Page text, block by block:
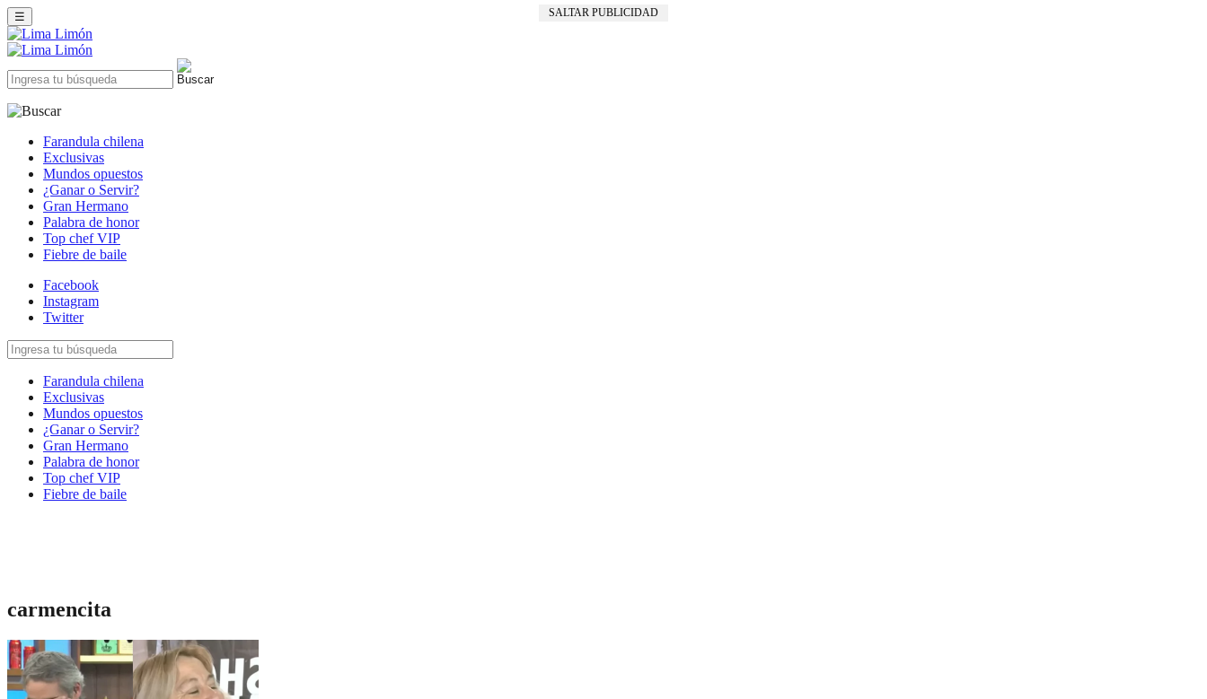
SALTAR PUBLICIDAD
☰
Farandula chilena
Exclusivas
Mundos opuestos
¿Ganar o Servir?
Gran Hermano
Palabra de honor
Top chef VIP
Fiebre de baile
Facebook
Instagram
Twitter
Farandula chilena
Exclusivas
Mundos opuestos
¿Ganar o Servir?
Gran Hermano
Palabra de honor
Top chef VIP
Fiebre de baile
carmencita